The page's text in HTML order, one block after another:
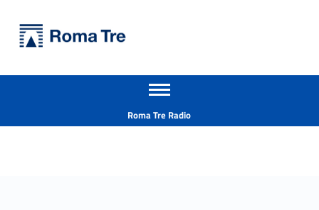
Prof.ssa PAOLA GALLO - Università Roma Tre
Apri il menu secondario
Roma Tre Radio